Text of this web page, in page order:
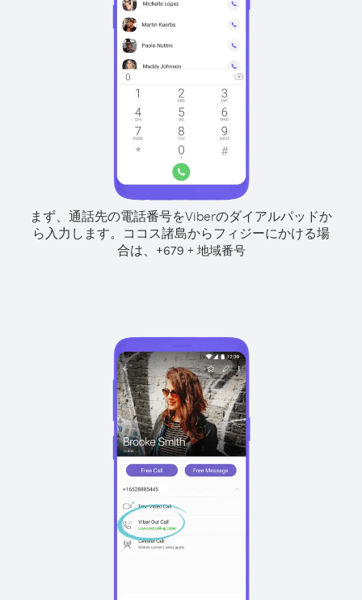
まず、通話先の電話番号をViberのダイアルパッドか
ら入力します。 ココス諸島からフィジーにかける場
合は、
+679 + 地域番号